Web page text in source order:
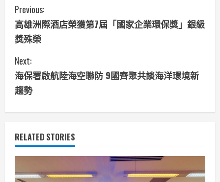
C
o
n
t
i
n
u
e
R
Previous:
高雄洲際酒店榮獲第7屆「國家企業環保獎」銀級
獎殊榮
Next:
海保署啟航陸海空聯防 9國齊聚共談海洋環境新
趨勢
RELATED STORIES